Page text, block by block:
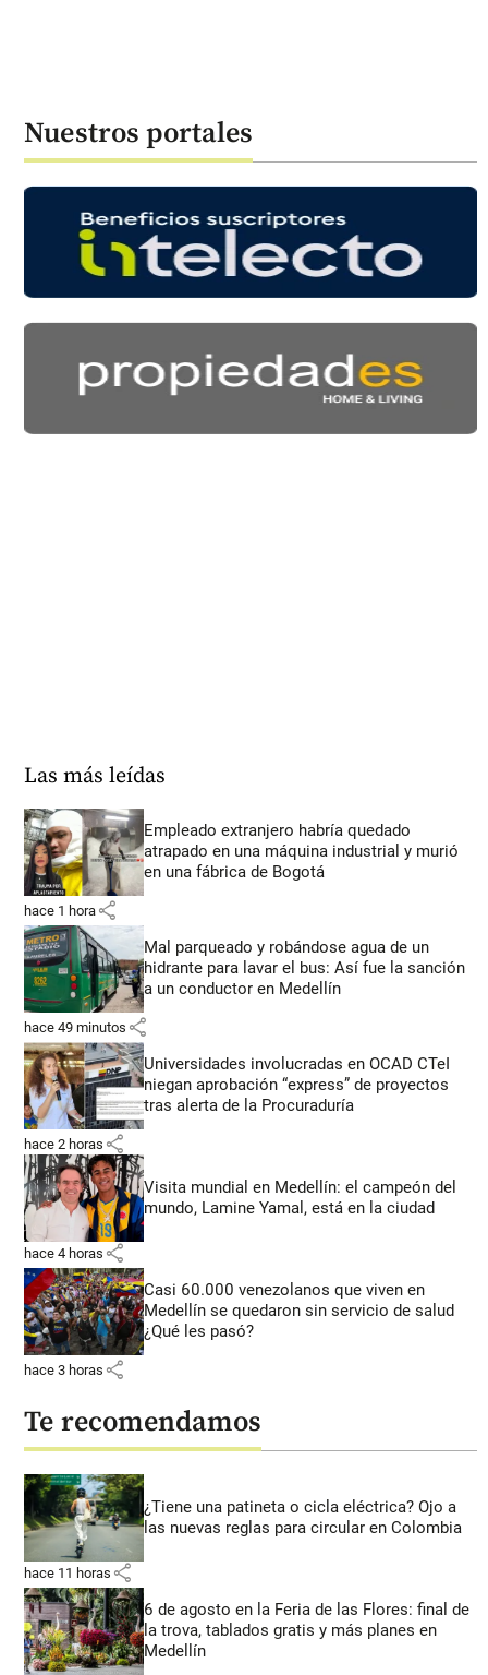
Nuestros portales
Las más leídas
Empleado extranjero habría quedado
atrapado en una máquina industrial y murió
en una fábrica de Bogotá
hace 1 hora share
Mal parqueado y robándose agua de un
hidrante para lavar el bus: Así fue la sanción
a un conductor en Medellín
hace 49 minutos share
Universidades involucradas en OCAD CTeI
niegan aprobación “express” de proyectos
tras alerta de la Procuraduría
hace 2 horas share
Visita mundial en Medellín: el campeón del
mundo, Lamine Yamal, está en la ciudad
hace 4 horas share
Casi 60.000 venezolanos que viven en
Medellín se quedaron sin servicio de salud
¿Qué les pasó?
hace 3 horas share
Te recomendamos
¿Tiene una patineta o cicla eléctrica? Ojo a
las nuevas reglas para circular en Colombia
hace 11 horas share
6 de agosto en la Feria de las Flores: final de
la trova, tablados gratis y más planes en
Medellín